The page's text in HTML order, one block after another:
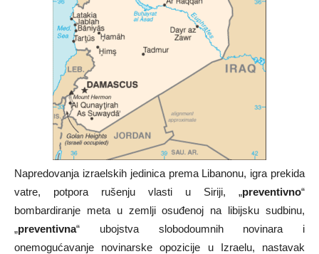
Napredovanja izraelskih jedinica prema Libanonu, igra prekida
vatre, potpora rušenju vlasti u Siriji, „preventivno“
bombardiranje meta u zemlji osuđenoj na libijsku sudbinu,
„preventivna“ ubojstva slobodoumnih novinara i
onemogućavanje novinarske opozicije u Izraelu, nastavak